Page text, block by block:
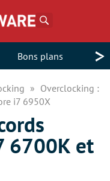
Bons plans >
Overclocking :
i7 6950X
6700K et